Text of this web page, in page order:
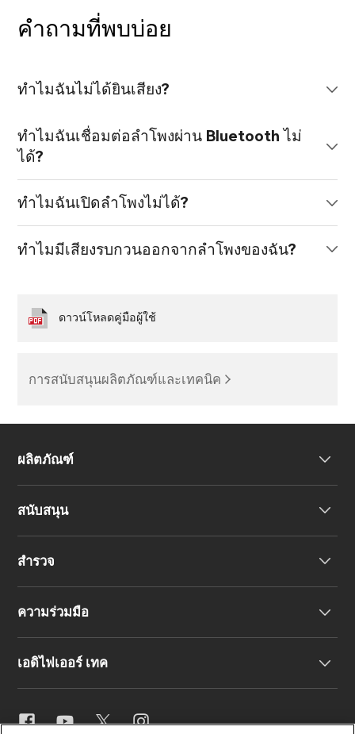
คำถามที่พบบ่อย
ทำไมฉันไม่ได้ยินเสียง?
ทำไมฉันเชื่อมต่อลำโพงผ่าน Bluetooth ไม่
ได้?
ทำไมฉันเปิดลำโพงไม่ได้?
ทำไมมีเสียงรบกวนออกจากลำโพงของฉัน?
การสนับสนุนผลิตภัณฑ์และเทคนิค
ดาวน์โหลดคู่มือผู้ใช้
ผลิตภัณฑ์
สนับสนุน
สำรวจ
ความร่วมมือ
สมัครเป็นตัวแทนจำหน่าย
เอดิไฟเออร์ เทค
การตั้งค่าอีคิว